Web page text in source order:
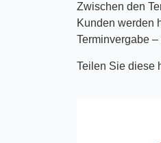
Zwischen den
Kunden werden
Terminvergabe
Teilen Sie diese